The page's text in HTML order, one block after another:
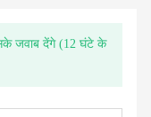
सके जवाब देंगे (12 घंटे के